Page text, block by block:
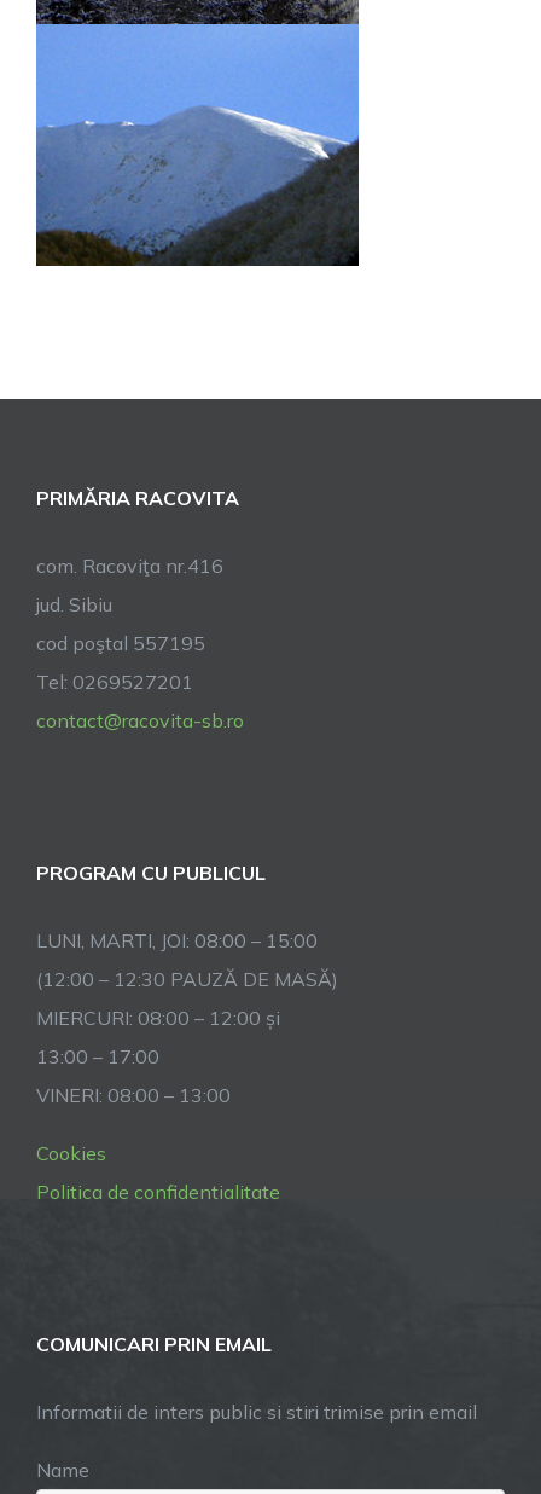
PRIMĂRIA RACOVITA
com. Racoviţa nr.416
jud. Sibiu
cod poştal 557195
Tel: 0269527201
contact@racovita-sb.ro
PROGRAM CU PUBLICUL
LUNI, MARTI, JOI: 08:00 – 15:00
(12:00 – 12:30 PAUZĂ DE MASĂ)
MIERCURI: 08:00 – 12:00 și
13:00 – 17:00
VINERI: 08:00 – 13:00
Cookies
Politica de confidentialitate
COMUNICARI PRIN EMAIL
Informatii de inters public si stiri trimise prin email
Name